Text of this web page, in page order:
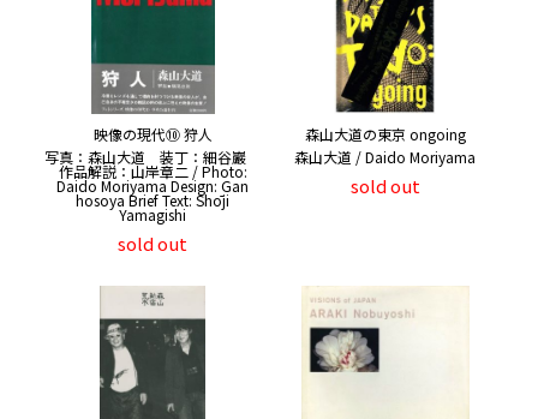
映像の現代⑩ 狩人
写真：森山大道 装丁：細谷巖
作品解説：山岸章二 / Photo:
Daido Moriyama Design: Gan
hosoya Brief Text: Shōji
Yamagishi
sold out
森山大道の東京 ongoing
森山大道 / Daido Moriyama
sold out